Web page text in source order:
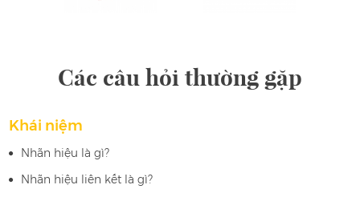
Các câu hỏi thường gặp
Khái niệm
Nhãn hiệu là gì?
Nhãn hiệu liên kết là gì?